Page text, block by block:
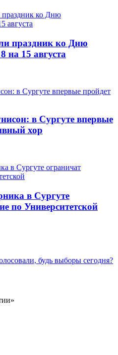
праздник ко Дню
на 15 августа
в Сургуте впервые
хор
в Сургуте
по Университетской
будь выборы сегодня?